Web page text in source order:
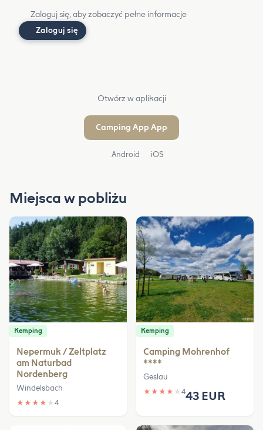
Zaloguj się, aby zobaczyć pełne informacje
Zaloguj się
Otwórz w aplikacji
Camping App App
Android iOS
Miejsca w pobliżu
Kemping
Nepermuk / Zeltplatz
am Naturbad
Nordenberg
Windelsbach
★ ★ ★ ★ ★ 4
Kemping
Camping Mohrenhof
****
Geslau
★ ★ ★ ★ ★ 443 EUR